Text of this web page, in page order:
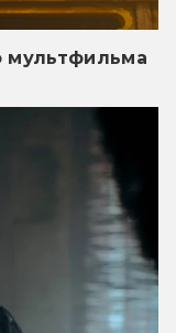
мультфильма